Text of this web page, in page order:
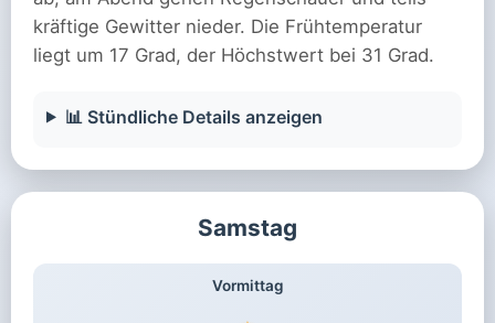
kräftige Gewitter nieder. Die Frühtemperatur
liegt um 17 Grad, der Höchstwert bei 31 Grad.
📊 Stündliche Details anzeigen
Samstag
Vormittag